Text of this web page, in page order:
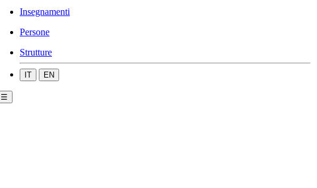
Insegnamenti
Persone
Strutture
IT EN
☰